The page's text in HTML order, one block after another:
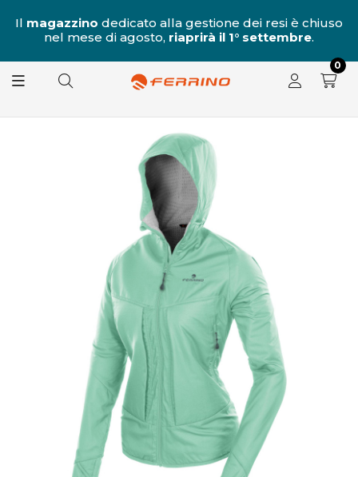
Il magazzino dedicato alla gestione dei resi è chiuso
nel mese di agosto, riaprirà il 1° settembre.
0